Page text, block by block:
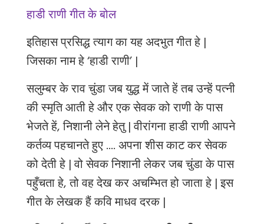
हाडी राणी गीत के बोल
इतिहास प्रसिद्ध त्याग का यह अदभुत गीत हे |
जिसका नाम हे ‘हाडी राणी’ |
सलुम्बर के राव चुंडा जब युद्ध में जाते हें तब उन्हें पत्नी
की स्मृति आती हे और एक सेवक को राणी के पास
भेजते हें, निशानी लेने हेतु | वीरांगना हाडी राणी आपने
कर्तव्य पहचानते हुए .... अपना शीस काट कर सेवक
को देती हे | वो सेवक निशानी लेकर जब चुंडा के पास
पहुँचता हे, तो वह देख कर अचम्भित हो जाता हे | इस
गीत के लेखक हैं कवि माधव दरक |